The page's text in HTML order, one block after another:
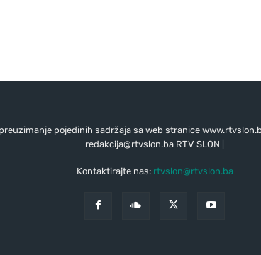
pojedinih sadržaja sa web stranice
redakcija@rtvslon.baRTV SLON |
Kontaktirajte nas: rtvslon@rtvslon.ba